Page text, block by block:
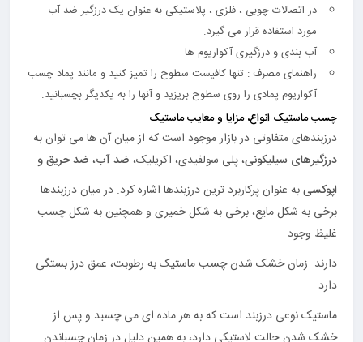
در اتصالات چوبی ، فلزی ، پلاستیکی به عنوان یک درزگیر ضد آب
مورد استفاده قرار می گیرد.
آب بندی و درزگیری آکواریوم ها
راهنمای مصرف : تنها کافیست سطوح را تمیز کنید و مانند پماد چسب
آکواریوم پمادی را روی سطوح بریزید و آنها را به یکدیگر بچسبانید.
چسب ماستیک انواع، مزایا و معایب ماستیک
درزبندهای متفاوتی در بازار موجود است که از میان آن ها می توان به
درزگیرهای سیلیکونی، پلی سولفیدی، اکریلیک، ضد آب، ضد حریق و
اپوکسیبه عنوان پرکاربرد ترین درزبندها اشاره کرد. در میان درزبندها
برخی به شکل مایع، برخی به شکل خمیری و همچنین به شکل چسب
غلیظ وجود
دارند. زمان خشک شدن چسب ماستیک به رطوبت، عمق درز بستگی
دارد.
ماستیک نوعی درزبند است که به هر ماده ای می چسبد و پس از
خشک شدن حالت لاستیکی دارد، به همین دلیل در زمان چسباندن